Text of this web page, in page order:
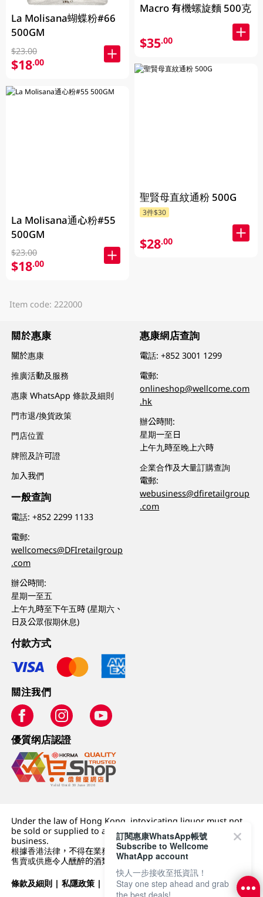
La Molisana蝴蝶粉#66
500GM
$23.00
$18.00
La Molisana通心粉#55
500GM
$23.00
$18.00
Macro 有機螺旋麵 500克
$35.00
聖賢母直紋通粉 500G
3件$30
$28.00
Item code: 222000
關於惠康
關於惠康
推廣活動及服務
惠康 WhatsApp 條款及細則
門市退/換貨政策
門店位置
牌照及許可證
加入我們
一般查詢
電話:+852 2299 1133
電郵:
wellcomecs@DFIretailgroup
.com
辦公時間:
星期一至五
上午九時至下午五時 (星期六、
日及公眾假期休息)
惠康網店查詢
電話:+852 3001 1299
電郵:
onlineshop@wellcome.com
.hk
辦公時間:
星期一至日
上午九時至晚上六時
企業合作及大量訂購查詢
電郵:
webusiness@dfiretailgroup
.com
付款方式
關注我們
優質纲店認證
Under the law of Hong Kong, intoxicating liquor must not
be sold or supplied to a minor (under 18) in the course of
business.
根據香港法律，不得在業務過程中，向未成年人 (18 歲以下人士)
售賣或供應令人醺醉的酒類。
條款及細則 |私隱政策 | DFI零售集團
訂閱惠康WhatsApp帳號
Subscribe to Wellcome
WhatApp account
快人一步接收至抵資訊！
Stay one step ahead and grab
the best deals!